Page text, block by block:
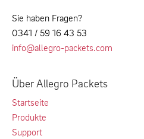
Sie haben Fragen?
0341 / 59 16 43 53
info@allegro-packets.com
Über Allegro Packets
Startseite
Produkte
Support